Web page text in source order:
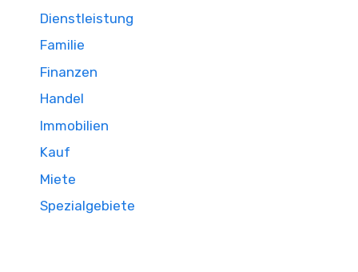
Dienstleistung
Familie
Finanzen
Handel
Immobilien
Kauf
Miete
Spezialgebiete